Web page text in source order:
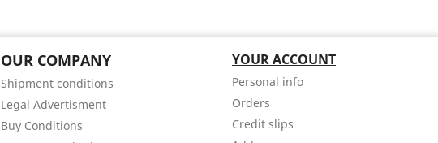
OUR COMPANY
Shipment conditions
Legal Advertisment
Buy Conditions
YOUR ACCOUNT
Personal info
Orders
Credit slips